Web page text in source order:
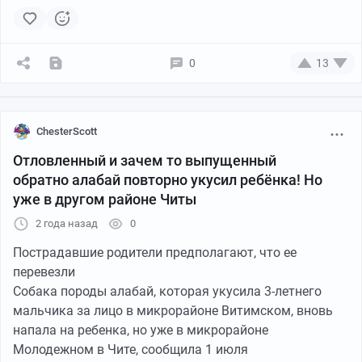
0 13
ChesterScott
Отловленный и зачем то выпущенный
обратно алабай повторно укусил ребёнка! Но
уже в другом районе Читы
2 года назад 0
Пострадавшие родители предполагают, что ее
перевезли
Собака породы алабай, которая укусила 3-летнего
мальчика за лицо в микрорайоне Витимском, вновь
напала на ребенка, но уже в микрорайоне
Молодежном в Чите, сообщила 1 июля